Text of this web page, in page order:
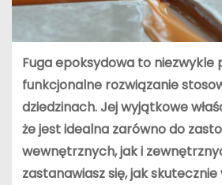
Fuga epoksydowa to niezwykle
funkcjonalne rozwiązanie
dziedzinach. Jej wyjątkowe
że jest idealna zarówno do
wewnętrznych, jak i
zastanawiasz się, jak